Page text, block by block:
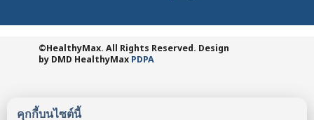
คุกกี้บนไซต์นี้
©HealthyMax. All Rights Reserved. Design
by DMD HealthyMax PDPA